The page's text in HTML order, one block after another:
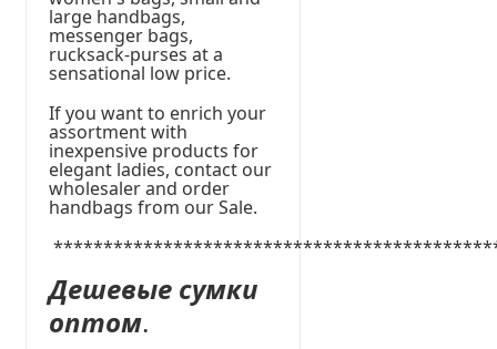
large handbags,
messenger bags,
rucksack-purses at a
sensational low price.
If you want to enrich your
assortment with
inexpensive products for
elegant ladies, contact our
wholesaler and order
handbags from our Sale.
Дешевые сумки
оптом.